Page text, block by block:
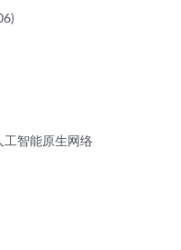
工智能原生网络